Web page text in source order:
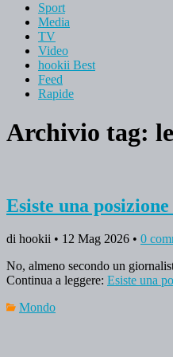
Sport
Media
TV
Video
hookii Best
Feed
Rapide
Archivio tag:
Esiste una
di hookii • 12 Mag 2026 • 0
No, almeno secondo un
Continua a leggere: Esiste una
Mondo